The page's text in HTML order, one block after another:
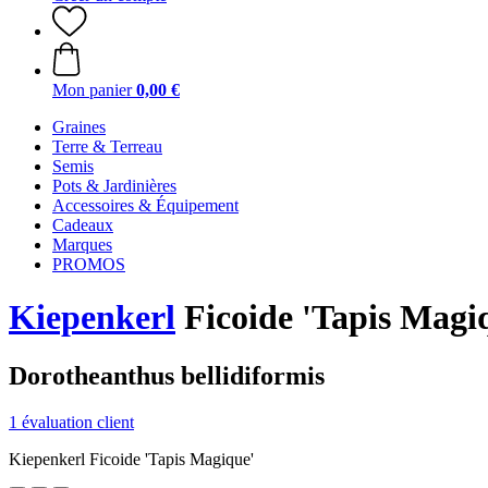
Mon panier 0,00 €
Graines
Terre & Terreau
Semis
Pots & Jardinières
Accessoires & Équipement
Cadeaux
Marques
PROMOS
Kiepenkerl Ficoide 'Tapis
Dorotheanthus bellidiformis
1 évaluation client
Kiepenkerl Ficoide 'Tapis Magique'